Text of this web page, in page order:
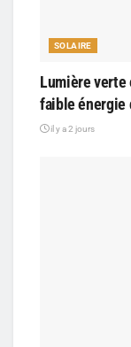
SOLAIRE
Lumière
faible énergie
il y a 2 jours